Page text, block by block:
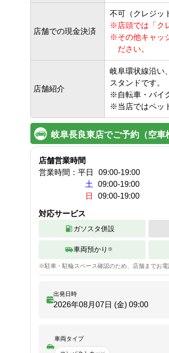
店舗での現金決済
不可（クレジッ
※ 店頭では「ク
※その他キャッ
ださい。
店舗紹介
岐阜環状線沿い
スタンドです。
※自転車・バイ
※当店ではペッ
岐阜長良東店でご予約（空車
店舗営業時間
営業時間： 平日 09:00-19:00
土
09:00-19:00
日
09:00-19:00
対応サービス
ガソスタ併設
車両預かり ※
※駐車・駐輪スペース確認のため、店舗までお電
出発日時
2026年08月07日 (金) 09:00
車両タイプ